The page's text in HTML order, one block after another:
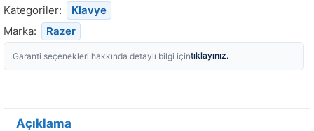
Kategoriler:
Klavye
Marka:
Razer
Garanti seçenekleri hakkında detaylı bilgi içintıklayınız.
Açıklama